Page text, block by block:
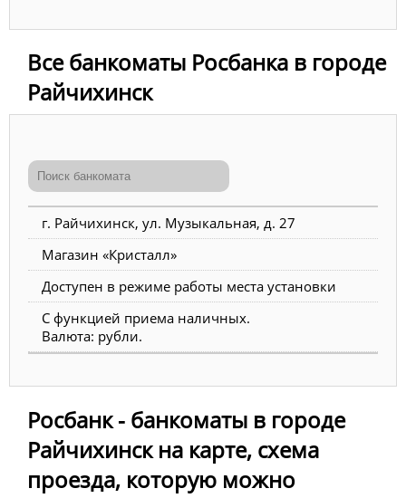
Все банкоматы Росбанка в городе
Райчихинск
г. Райчихинск, ул. Музыкальная, д. 27
Магазин «Кристалл»
Доступен в режиме работы места установки
С функцией приема наличных.
Валюта: рубли.
Росбанк - банкоматы в городе
Райчихинск на карте, схема
проезда, которую можно